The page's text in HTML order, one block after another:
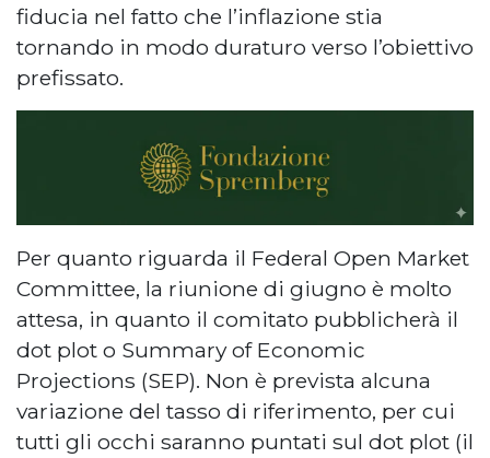
fiducia nel fatto che l’inflazione stia
tornando in modo duraturo verso l’obiettivo
prefissato.
Per quanto riguarda il Federal Open Market
Committee, la riunione di giugno è molto
attesa, in quanto il comitato pubblicherà il
dot plot o Summary of Economic
Projections (SEP). Non è prevista alcuna
variazione del tasso di riferimento, per cui
tutti gli occhi saranno puntati sul dot plot (il